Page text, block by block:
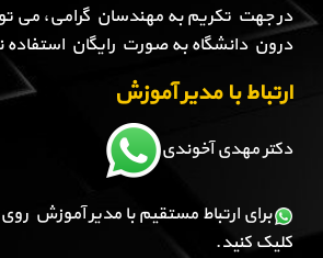
در جهت تکریم به مهندسان گرامی، می
درون دانشگاه به صورت رایگان استفاده
ارتباط با مدیر آموزش
دکتر مهدی آخوندی
برای ارتباط مستقیم با مدیر آموزش
کلیک کنید.